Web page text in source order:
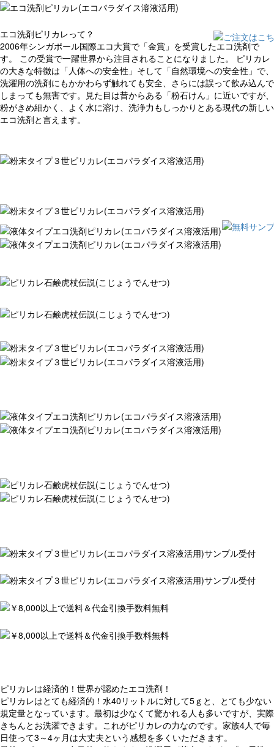
エコ洗剤ピリカレって？
2006年シンガポール国際エコ大賞で「金賞」を受賞したエコ洗剤で
す。 この受賞で一躍世界から注目されることになりました。 ピリカレ
の大きな特徴は「人体への安全性」そして「自然環境への安全性」で、
洗濯用の洗剤にもかかわらず触れても安全、さらには誤って飲み込んで
しまっても無害です。見た目は昔からある「粉石けん」に近いですが、
粉がきめ細かく、よく水に溶け、洗浄力もしっかりとある現代の新しい
エコ洗剤と言えます。
ピリカレは経済的！世界が認めたエコ洗剤！
ピリカレはとても経済的！水40リットルに対して5ｇと、とても少ない
規定量となっています。最初は少なくて驚かれる人も多いですが、実際
きちんとお洗濯できます。これがピリカレの力なのです。家族4人で毎
日使って3～4ヶ月は大丈夫という感想を多くいただきます。